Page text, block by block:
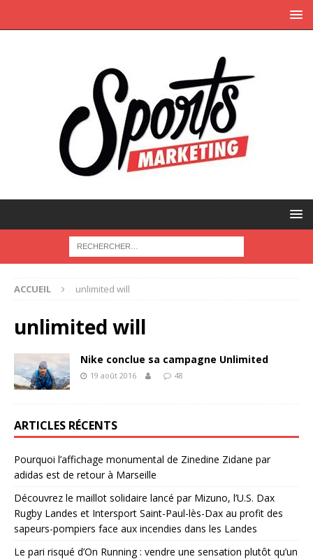
ACCUEIL unlimited will
unlimited will
Nike conclue sa campagne Unlimited
19 août 2016 48
ARTICLES RÉCENTS
Pourquoi l’affichage monumental de Zinedine Zidane par
adidas est de retour à Marseille
Découvrez le maillot solidaire lancé par Mizuno, l’U.S. Dax
Rugby Landes et Intersport Saint-Paul-lès-Dax au profit des
sapeurs-pompiers face aux incendies dans les Landes
Le pari risqué d’On Running : vendre une sensation plutôt qu’un